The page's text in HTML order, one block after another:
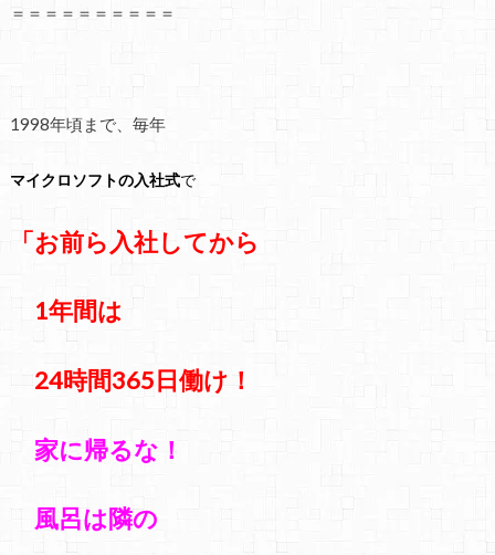
＝＝＝＝＝＝＝＝＝＝
1998年頃まで、毎年
マイクロソフトの入社式で
「お前ら入社してから
1年間は
24時間365日働け！
家に帰るな！
風呂は隣の